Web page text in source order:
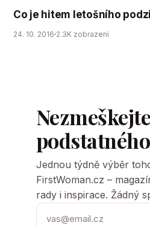
Co je hitem letošního
24. 10. 2016 2.3K zobrazení
podstatného
Jednou týdně výběr
FirstWoman.cz –
rady i inspirace. Žádný